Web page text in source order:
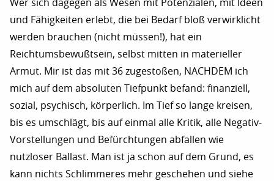
Wer sich dagegen als Wesen mit Potenzialen, mit Ideen
und Fähigkeiten erlebt, die bei Bedarf bloß verwirklicht
werden brauchen (nicht müssen!), hat ein
Reichtumsbewußtsein, selbst mitten in materieller
Armut. Mir ist das mit 36 zugestoßen, NACHDEM ich
mich auf dem absoluten Tiefpunkt befand: finanziell,
sozial, psychisch, körperlich. Im Tief so lange kreisen,
bis es umschlägt, bis auf einmal alle Kritik, alle Negativ-
Vorstellungen und Befürchtungen abfallen wie
nutzloser Ballast. Man ist ja schon auf dem Grund, es
kann nichts Schlimmeres mehr geschehen und siehe